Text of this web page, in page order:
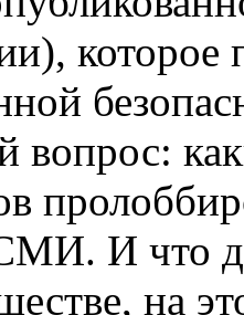
вопрос:
И что
на